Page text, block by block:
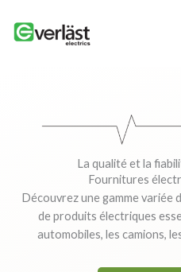
contenu
La qualité et la
Fournitures
Découvrez une gamme variée
de produits électriques
automobiles, les camions,